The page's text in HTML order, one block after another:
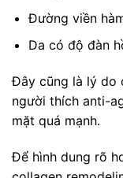
Đường viền
Da có độ đàn
Đây cũng là lý do
người thích anti-
mặt quá mạnh.
Để hình dung rõ